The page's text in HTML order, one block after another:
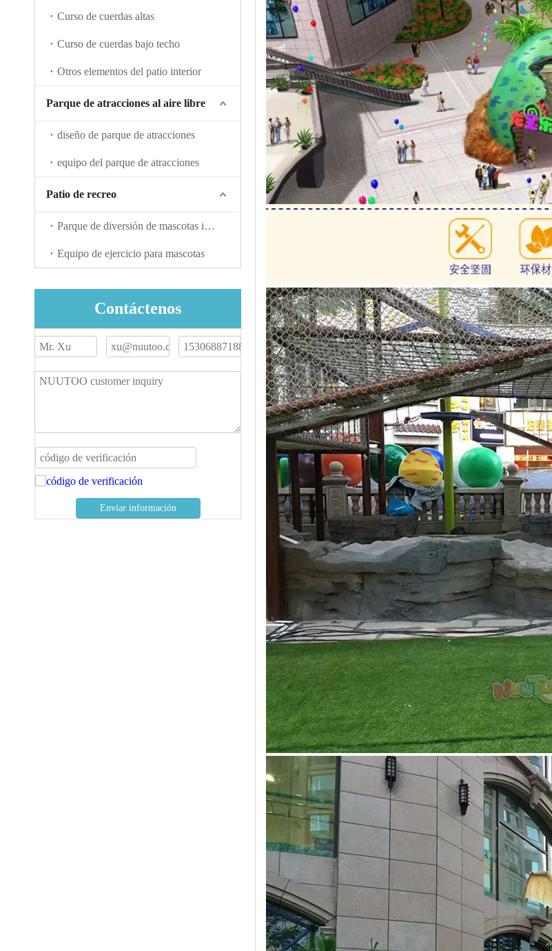
Curso de cuerdas altas
Curso de cuerdas bajo techo
Otros elementos del patio interior
Parque de atracciones al aire libre
diseño de parque de atracciones
equipo del parque de atracciones
Patio de recreo
Parque de diversión de mascotas interactiva
Equipo de ejercicio para mascotas
Contáctenos
Enviar información